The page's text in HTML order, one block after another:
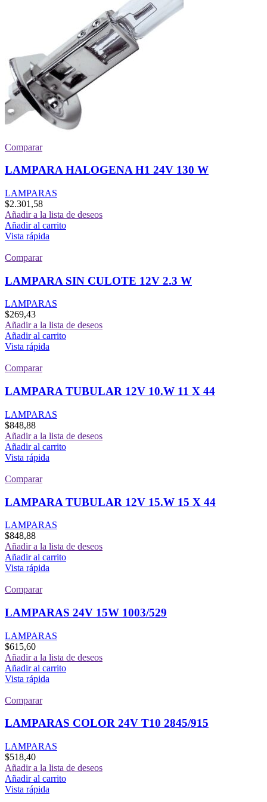
Comparar
LAMPARA HALOGENA H1 24V 130 W
LAMPARAS
$2.301,58
Añadir a la lista de deseos
Añadir al carrito
Vista rápida
Comparar
LAMPARA SIN CULOTE 12V 2.3 W
LAMPARAS
$269,43
Añadir a la lista de deseos
Añadir al carrito
Vista rápida
Comparar
LAMPARA TUBULAR 12V 10.W 11 X 44
LAMPARAS
$848,88
Añadir a la lista de deseos
Añadir al carrito
Vista rápida
Comparar
LAMPARA TUBULAR 12V 15.W 15 X 44
LAMPARAS
$848,88
Añadir a la lista de deseos
Añadir al carrito
Vista rápida
Comparar
LAMPARAS 24V 15W 1003/529
LAMPARAS
$615,60
Añadir a la lista de deseos
Añadir al carrito
Vista rápida
Comparar
LAMPARAS COLOR 24V T10 2845/915
LAMPARAS
$518,40
Añadir a la lista de deseos
Añadir al carrito
Vista rápida